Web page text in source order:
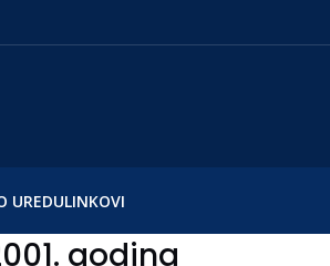
UREDULINKOVI
godina